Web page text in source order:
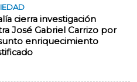
cierra investigación
José Gabriel Carrizo por
enriquecimiento